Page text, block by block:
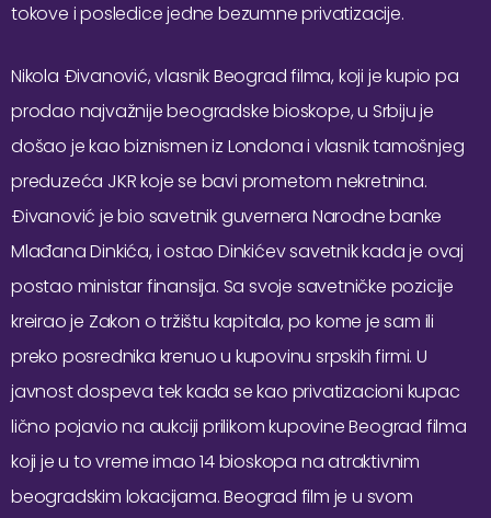
tokove i posledice jedne bezumne privatizacije.
Nikola Đivanović, vlasnik Beograd filma, koji je kupio pa
prodao najvažnije beogradske bioskope, u Srbiju je
došao je kao biznismen iz Londona i vlasnik tamošnjeg
preduzeća JKR koje se bavi prometom nekretnina.
Đivanović je bio savetnik guvernera Narodne banke
Mlađana Dinkića, i ostao Dinkićev savetnik kada je ovaj
postao ministar finansija. Sa svoje savetničke pozicije
kreirao je Zakon o tržištu kapitala, po kome je sam ili
preko posrednika krenuo u kupovinu srpskih firmi. U
javnost dospeva tek kada se kao privatizacioni kupac
lično pojavio na aukciji prilikom kupovine Beograd filma
koji je u to vreme imao 14 bioskopa na atraktivnim
beogradskim lokacijama. Beograd film je u svom